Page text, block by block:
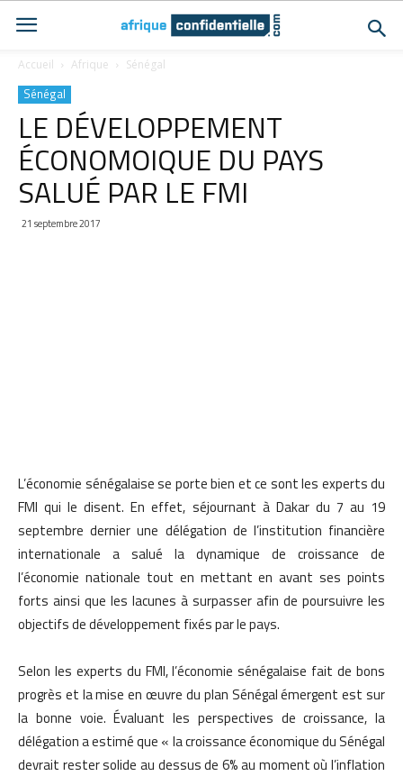
Accueil Afrique Sénégal
Sénégal
LE DÉVELOPPEMENT
ÉCONOMOIQUE DU PAYS
SALUÉ PAR LE FMI
21 septembre 2017
L’économie sénégalaise se porte bien et ce sont les experts du
FMI qui le disent. En effet, séjournant à Dakar du 7 au 19
septembre dernier une délégation de l’institution financière
internationale a salué la dynamique de croissance de
l’économie nationale tout en mettant en avant ses points
forts ainsi que les lacunes à surpasser afin de poursuivre les
objectifs de développement fixés par le pays.
Selon les experts du FMI, l’économie sénégalaise fait de bons
progrès et la mise en œuvre du plan Sénégal émergent est sur
la bonne voie. Évaluant les perspectives de croissance, la
délégation a estimé que « la croissance économique du Sénégal
devrait rester solide au dessus de 6% au moment où l’inflation